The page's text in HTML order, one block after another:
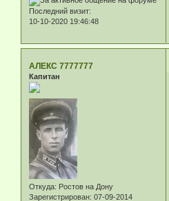
Последний визит:
10-10-2020 19:46:48
АЛЕКС 7777777
Капитан
Откуда: Ростов на Дону
Зарегистрирован: 07-09-2014